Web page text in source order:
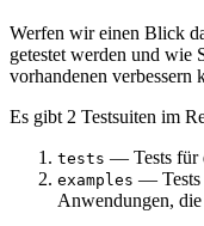
Werfen wir einen Blick
getestet werden und wie
vorhandenen verbessern
Es gibt 2 Testsuiten im
tests — Tests für
examples — Tests
Anwendungen,